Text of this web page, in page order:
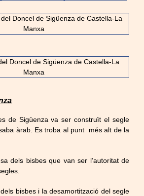
de Sigüenza va ser construït el segle
àrab. Es troba al punt més alt de la
dels bisbes que van ser l’autoritat de
dels bisbes i la desamortització del segle